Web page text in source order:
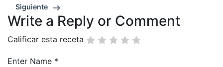
Siguiente
Write a Reply or Comment
Calificar esta receta
Enter Name *